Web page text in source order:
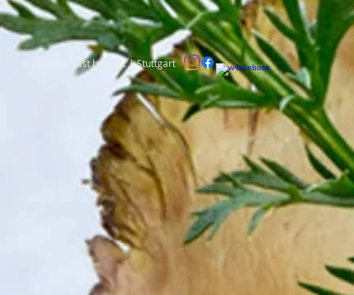
© 2026 zu Gast bei Lutz | Stuttgart